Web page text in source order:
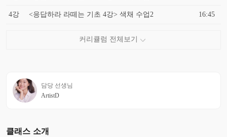
4강 <응답하라 라떼는 기초 4강> 색채 수업2 16:45
담당 선생님
ArtistD
클래스 소개